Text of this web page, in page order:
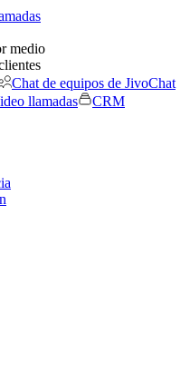
medio
Chat de equipos de JivoChat
llamadas
CRM